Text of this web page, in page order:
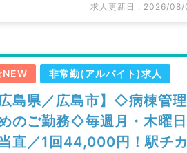
求人更新日 : 2026/08/
NEW 非常勤(アルバイト)求人
広島県／広島市】◇病棟管
のご勤務◇毎週月・木曜
直／1回44,000円！駅チ